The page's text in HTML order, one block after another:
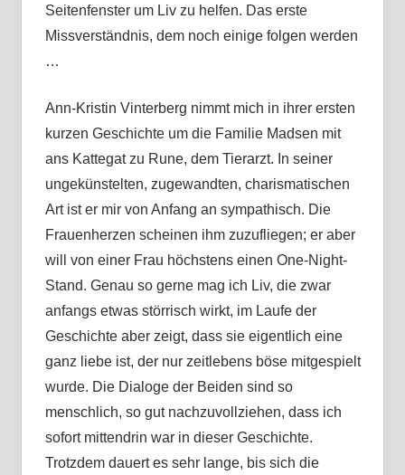
Seitenfenster um Liv zu helfen. Das erste
Missverständnis, dem noch einige folgen werden
…
Ann-Kristin Vinterberg nimmt mich in ihrer ersten
kurzen Geschichte um die Familie Madsen mit
ans Kattegat zu Rune, dem Tierarzt. In seiner
ungekünstelten, zugewandten, charismatischen
Art ist er mir von Anfang an sympathisch. Die
Frauenherzen scheinen ihm zuzufliegen; er aber
will von einer Frau höchstens einen One-Night-
Stand. Genau so gerne mag ich Liv, die zwar
anfangs etwas störrisch wirkt, im Laufe der
Geschichte aber zeigt, dass sie eigentlich eine
ganz liebe ist, der nur zeitlebens böse mitgespielt
wurde. Die Dialoge der Beiden sind so
menschlich, so gut nachzuvollziehen, dass ich
sofort mittendrin war in dieser Geschichte.
Trotzdem dauert es sehr lange, bis sich die